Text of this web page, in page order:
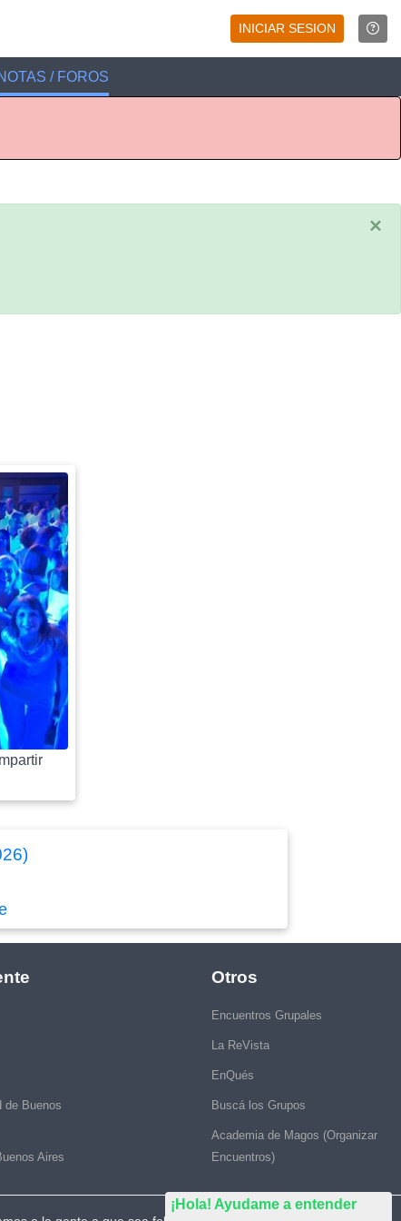
INICIAR SESION
/ FOROS
¡Hola! Ayudame a entender
×
de Buenos
Aires
Otros
Encuentros Grupales
La ReVista
EnQués
Buscá los Grupos
Academia de Magos (Organizar
Encuentros)